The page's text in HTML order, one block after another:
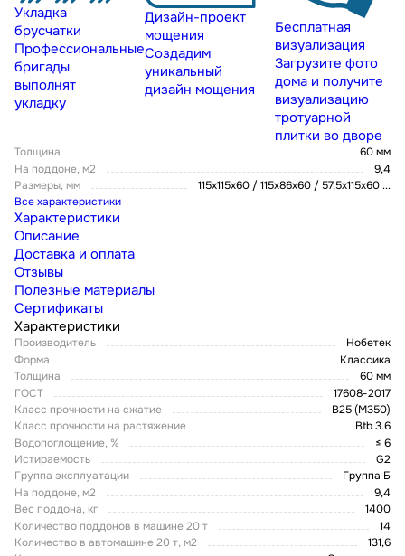
Укладка
брусчатки
Профессиональные
бригады
выполнят
укладку
Дизайн-проект
мощения
Создадим
уникальный
дизайн мощения
Бесплатная
визуализация
Загрузите фото
дома и получите
визуализацию
тротуарной
плитки во дворе
Толщина
60 мм
На поддоне, м2
9,4
Размеры, мм
115х115х60 / 115х86х60 / 57,5x115x60...
Все характеристики
Характеристики
Описание
Доставка и оплата
Отзывы
Полезные материалы
Сертификаты
Характеристики
Производитель
Нобетек
Форма
Классика
Толщина
60 мм
ГОСТ
17608-2017
Класс прочности на сжатие
В25 (М350)
Класс прочности на растяжение
Btb 3.6
Водопоглощение, %
≤ 6
Истираемость
G2
Группа эксплуатации
Группа Б
На поддоне, м2
9,4
Вес поддона, кг
1400
Количество поддонов в машине 20 т
14
Количество в автомашине 20 т, м2
131,6